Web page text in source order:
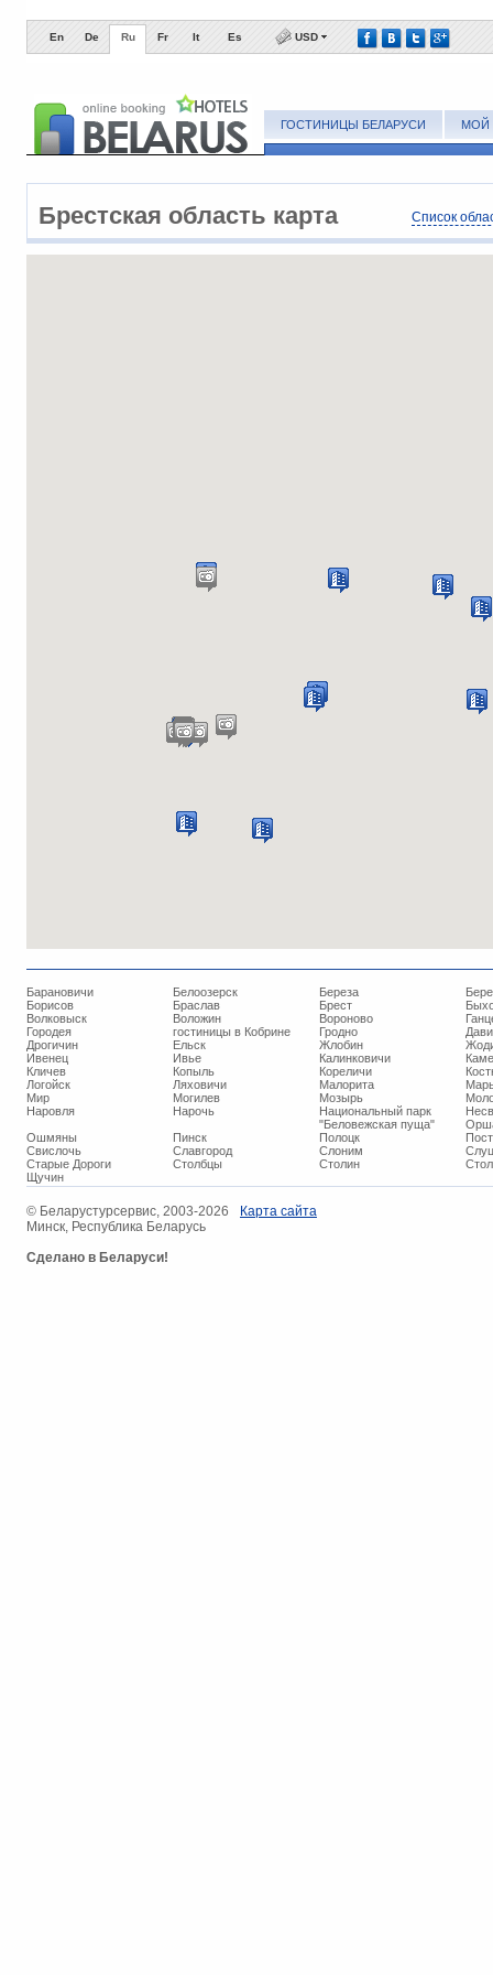
En De Ru Fr It Es USD
ГОСТИНИЦЫ БЕЛАРУСИ МОЙ
Брестская область карта Список
Барановичи Белоозерск Береза
Борисов
Браслав Брест
Волковыск
Воложин Вороново
Городея
гостиницы в Кобрине Гродно
Дрогичин
Ельск Жлобин
Ивенец
Ивье Калинковичи
Кличев
Копыль Кореличи
Логойск
Ляховичи Малорита
Мир
Могилев Мозырь
Наровля
Нарочь
Национальный парк
"Беловежская пуща"
Ошмяны
Пинск Полоцк
Свислочь
Славгород Слоним
Старые Дороги
Столбцы Столин
Щучин
© ​Беларустурсервис, 2003-2026
Минск, Республика Беларусь
Сделано в Беларуси!
Карта сайта